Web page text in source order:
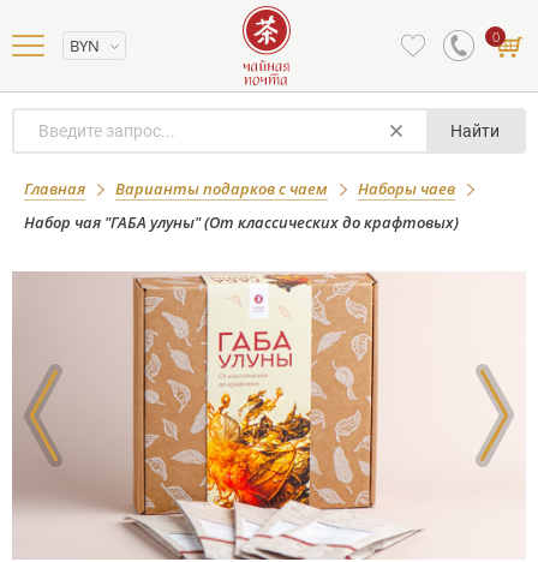
BYN 0
Найти
Главная Варианты подарков с чаем
Наборы чаев
Набор чая "ГАБА улуны" (От классических до крафтовых)
Набор чая "ГАБА улуны" (От
классических до крафтовых)